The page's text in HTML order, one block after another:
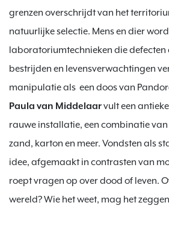
grenzen overschrijdt van het
natuurlijke selectie. Mens en dier
laboratoriumtechnieken die defecten
bestrijden en levensverwachtingen
Paula van Middelaar vult een
rauwe installatie, een combinatie
zand, karton en meer. Vondsten als
idee, afgemaakt in contrasten van
roept vragen op over dood of leven.
wereld? Wie het weet, mag het